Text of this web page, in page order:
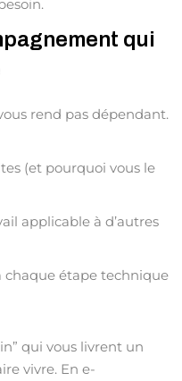
qui
rend pas dépendant.
(et pourquoi vous le
applicable à d’autres
chaque étape technique
qui vous livrent un
vivre. En e-